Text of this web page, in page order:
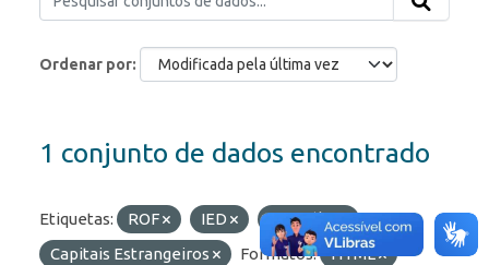
Ordenar por
1 conjunto de dados encontrado
Etiquetas: ROF IED
Portfólio
Capitais Estrangeiros
Formatos:
HTML